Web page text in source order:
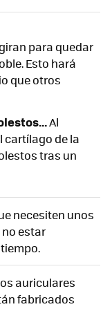
para quedar
Esto hará
que otros
Al
cartílago de la
tras un
necesiten unos
estar
auriculares
fabricados